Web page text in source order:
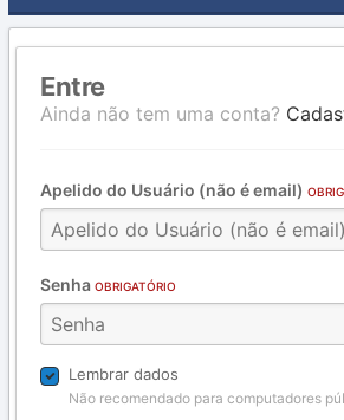
Entre
Ainda não tem uma conta?
Apelido do Usuário (não é email)
Senha OBRIGATÓRIO
Lembrar dados
Não recomendado para computadores